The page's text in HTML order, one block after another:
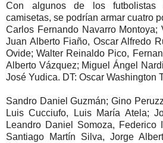
Con algunos de los futbolistas
camisetas, se podrían armar cuatro
Carlos Fernando Navarro Montoya;
Juan Alberto Fiaño, Oscar Alfredo
Ovide; Walter Reinaldo Pico,
Alberto Vázquez; Miguel Ángel
José Yudica. DT: Oscar Washington
Sandro Daniel Guzmán; Gino
Luis Cucciufo, Luis María Atela;
Leandro Daniel Somoza, Federico
Santiago Martín Silva, Jorge